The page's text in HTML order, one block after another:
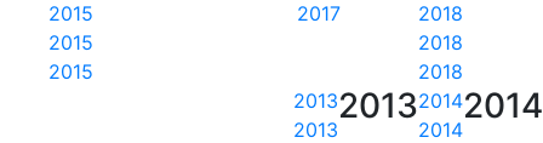
2018
2018
2018
2017
2015
2015
2015
2014
2014
2014
2013
2013
2013